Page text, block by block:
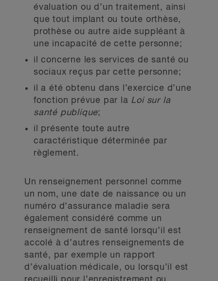
évaluation ou d’un traitement, ainsi
que tout implant ou toute orthèse,
prothèse ou autre aide suppléant à
une incapacité de cette personne;
il concerne les services de santé ou
sociaux reçus par cette personne;
il a été obtenu dans l’exercice d’une
fonction prévue par la Loi sur la
santé publique;
il présente toute autre
caractéristique déterminée par
règlement.
Un renseignement personnel comme
un nom, une date de naissance ou un
numéro d’assurance maladie sera
également considéré comme un
renseignement de santé lorsqu’il est
accolé à d’autres renseignements de
santé, par exemple un rapport
d’évaluation médicale, ou lorsqu’il est